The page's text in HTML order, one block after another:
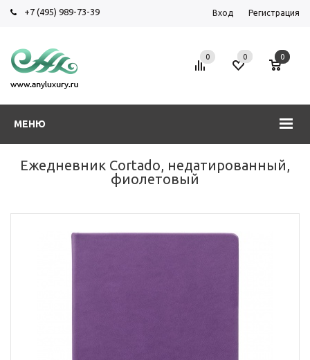
+7 (495) 989-73-39 Вход Регистрация
МЕНЮ
0 0 0
Ежедневник Cortado, недатированный,
фиолетовый